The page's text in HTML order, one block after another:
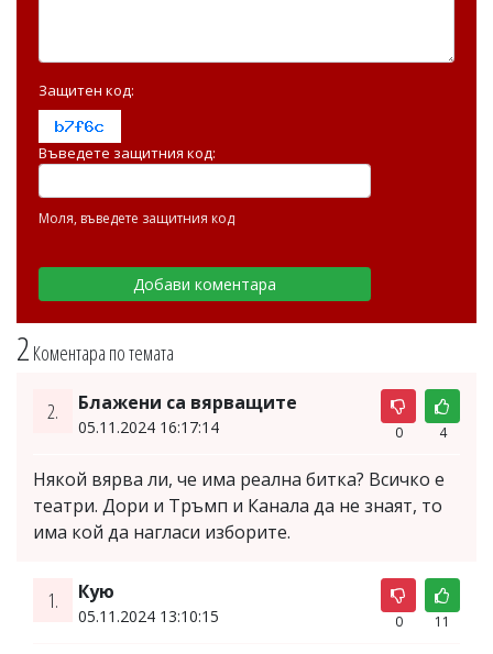
2 Коментара по темата
2. Блажени са вярващите
05.11.2024 16:17:14 0 4
Някой вярва ли, че има реална битка? Всичко е
театри. Дори и Тръмп и Канала да не знаят, то
има кой да нагласи изборите.
1. Кую
05.11.2024 13:10:15 0 11
Защитен код:
Въведете защитния код:
Моля, въведете защитния код